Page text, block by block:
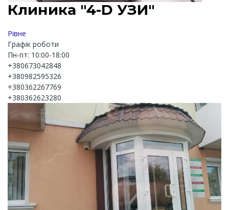
Клиника "4-D УЗИ"
Рівне
Графік роботи
Пн-пт: 10:00-18:00
+380673042848
+380982595326
+380362267769
+380362623280